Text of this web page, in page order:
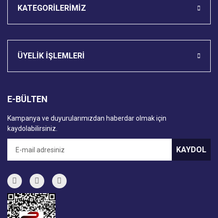
KATEGORİLERİMİZ
ÜYELİK İŞLEMLERİ
E-BÜLTEN
Kampanya ve duyurularımızdan haberdar olmak için
kaydolabilirsiniz.
KAYDOL